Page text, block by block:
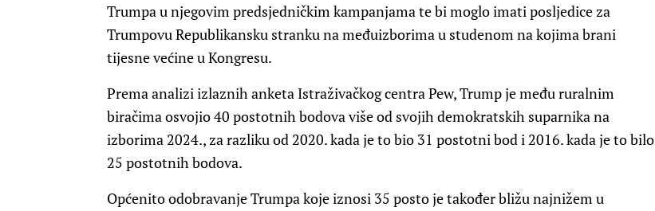
Trumpa u njegovim predsjedničkim kampanjama te bi moglo imati posljedice za
Trumpovu Republikansku stranku na međuizborima u studenom na kojima brani
tijesne većine u Kongresu.
Prema analizi izlaznih anketa Istraživačkog centra Pew, Trump je među ruralnim
biračima osvojio 40 postotnih bodova više od svojih demokratskih suparnika na
izborima 2024., za razliku od 2020. kada je to bio 31 postotni bod i 2016. kada je to bilo
25 postotnih bodova.
Općenito odobravanje Trumpa koje iznosi 35 posto je također bližu najnižem u